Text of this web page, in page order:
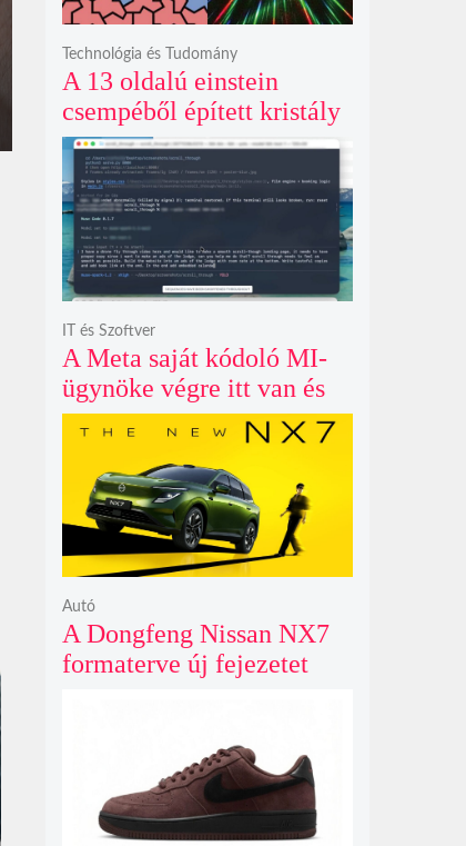
A 13 oldalú einstein
csempéből épített kristály
példátlanul forgó
csillagmintát vetít a fény
polarizációjától függően
Technológia és Tudomány
A Meta saját kódoló MI-
ügynöke végre itt van és
nem fél belenyúlni a
IT és Szoftver
A Dongfeng Nissan NX7
formaterve új fejezetet
Autó